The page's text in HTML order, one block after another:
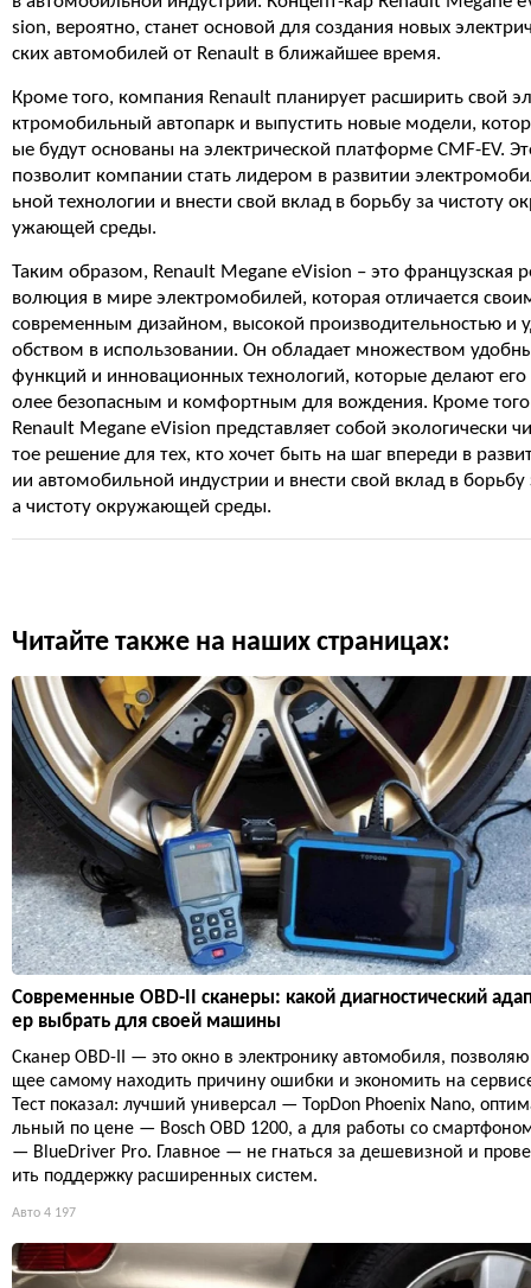
sion, вероятно, станет основой для создания новых
ских автомобилей от Renault в ближайшее время.
Кроме того, компания Renault планирует расширить свой
ктромобильный автопарк и выпустить новые модели, котор
ые будут основаны на электрической платформе CMF-EV.
позволит компании стать лидером в развитии
ьной технологии и внести свой вклад в борьбу за чистоту
ужающей среды.
Таким образом, Renault Megane eVision – это французская
волюция в мире электромобилей, которая отличается
современным дизайном, высокой производительностью и
обством в использовании. Он обладает множеством
функций и инновационных технологий, которые делают его
олее безопасным и комфортным для вождения. Кроме
Renault Megane eVision представляет собой экологически
тое решение для тех, кто хочет быть на шаг впереди в
ии автомобильной индустрии и внести свой вклад в борьбу
а чистоту окружающей среды.
Читайте также на наших страницах:
Современные OBD-II сканеры: какой диагностический
ер выбрать для своей машины
Сканер OBD-II — это окно в электронику автомобиля, позволяю
щее самому находить причину ошибки и экономить на
Тест показал: лучший универсал — TopDon Phoenix Nano,
льный по цене — Bosch OBD 1200, а для работы со
— BlueDriver Pro. Главное — не гнаться за дешевизной и
ить поддержку расширенных систем.
Авто 4 197